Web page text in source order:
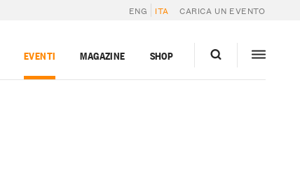
ENG ITA CARICA UN EVENTO
EVENTI MAGAZINE SHOP